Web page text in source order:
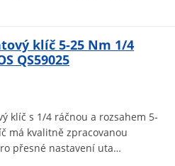
klíč 5-25 Nm 1/4
QS59025
klíč s 1/4 ráčnou a rozsahem 5-
má kvalitně zpracovanou
přesné nastavení uta…